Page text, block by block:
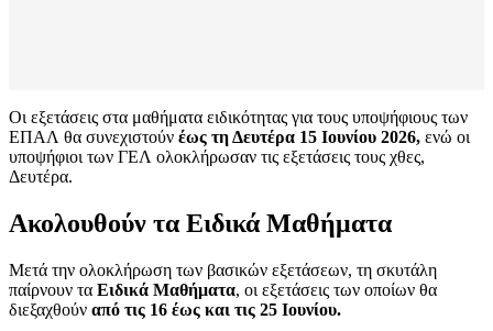
Οι εξετάσεις στα μαθήματα ειδικότητας για τους υποψήφιους των
ΕΠΑΛ θα συνεχιστούν έως τη Δευτέρα 15 Ιουνίου 2026, ενώ οι
υποψήφιοι των ΓΕΛ ολοκλήρωσαν τις εξετάσεις τους χθες,
Δευτέρα.
Ακολουθούν τα Ειδικά Μαθήματα
Μετά την ολοκλήρωση των βασικών εξετάσεων, τη σκυτάλη
παίρνουν τα Ειδικά Μαθήματα, οι εξετάσεις των οποίων θα
διεξαχθούν από τις 16 έως και τις 25 Ιουνίου.